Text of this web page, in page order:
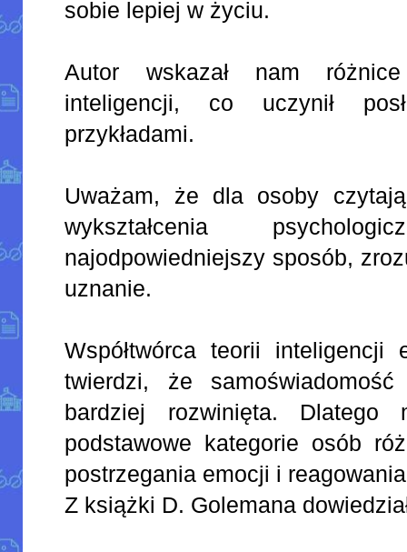
sobie lepiej w życiu.
Autor wskazał nam
inteligencji, co uczynił
przykładami.
Uważam, że dla osoby
wykształcenia
najodpowiedniejszy sposób,
uznanie.
Współtwórca teorii inteligencji
twierdzi, że
bardziej rozwinięta. Dlatego
podstawowe kategorie osób
postrzegania emocji i
Z książki D. Golemana